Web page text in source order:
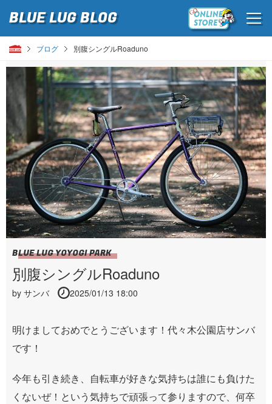
BLUE LUGBLOG
ブログ 別腹シングルRoaduno
BLUE LUG YOYOGI PARK
別腹シングルRoaduno
by サンバ 2025/01/13 18:00
明けましておめでとうございます！代々木公園店サンバ
です！
今年も引き続き、自転車が好きな気持ちは誰にも負けた
くないぜ！という気持ちで頑張って参りますので、何卒